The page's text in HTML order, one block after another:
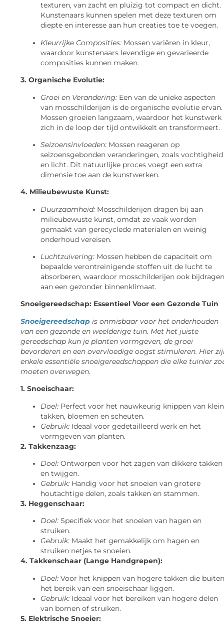
texturen, van zacht en pluizig tot compact en dicht.
Kunstenaars kunnen spelen met deze texturen om
diepte en interesse aan hun creaties toe te voegen.
Kleurrijke Composities: Mossen variëren in kleur,
waardoor kunstenaars levendige en gevarieerde
composities kunnen maken.
3. Organische Evolutie:
Groei en Verandering: Een van de unieke aspecten
van mosschilderijen is de organische evolutie ervan.
Mossen groeien langzaam, waardoor het kunstwerk
zich in de loop der tijd ontwikkelt en transformeert.
Seizoensinvloeden: Mossen reageren op
seizoensgebonden veranderingen, zoals vochtigheid
en licht. Dit natuurlijke proces voegt een extra
dimensie toe aan de kunstwerken.
4. Milieubewuste Kunst:
Duurzaamheid: Mosschilderijen dragen bij aan
milieubewuste kunst, omdat ze vaak worden
gemaakt van gerecyclede materialen en weinig
onderhoud vereisen.
Luchtzuivering: Mossen hebben de capaciteit om
bepaalde verontreinigende stoffen uit de lucht te
absorberen, waardoor mosschilderijen ook bijdragen
aan een gezonder binnenklimaat.
Snoeigereedschap: Essentieel Voor een Gezonde Tuin
Snoeigereedschap is onmisbaar voor het onderhouden
van een gezonde en weelderige tuin. Met het juiste
gereedschap kun je planten vormgeven, de groei
bevorderen en een overvloedige oogst stimuleren. Hier
enkele essentiële snoeigereedschappen die elke tuinier
moeten overwegen.
1. Snoeischaar:
Doel: Perfect voor het nauwkeurig knippen van
takken, bloemen en scheuten.
Gebruik: Ideaal voor gedetailleerd werk en het
vormgeven van planten.
2. Takkenzaag:
Doel: Ontworpen voor het zagen van dikkere takken
en twijgen.
Gebruik: Handig voor het snoeien van grotere
houtachtige delen, zoals takken en stammen.
3. Heggenschaar:
Doel: Specifiek voor het snoeien van hagen en
struiken.
Gebruik: Maakt het gemakkelijk om hagen en
struiken netjes te snoeien.
4. Takkenschaar (Lange Handgrepen):
Doel: Voor het knippen van hogere takken die buiten
het bereik van een snoeischaar liggen.
Gebruik: Ideaal voor het bereiken van hogere delen
van bomen of struiken.
5. Elektrische Snoeier: